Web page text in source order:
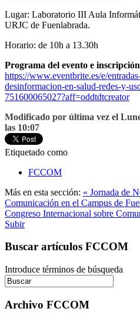
Lugar: Laboratorio III Aula
URJC de Fuenlabrada.
Horario: de 10h a 13.30h
Programa del evento e
https://www.eventbrite.es/e/
desinformacion-en-salud-redes-y-
751600065027?aff=oddtdtcreator
Modificado por última vez el
las 10:07
Etiquetado como
FCCOM
Más en esta sección: « Jornada de
Comunicación en el Campus de
Congreso Internacional sobre
Subir
Buscar artículos FCCOM
Introduce términos de búsqueda
Archivo FCCOM